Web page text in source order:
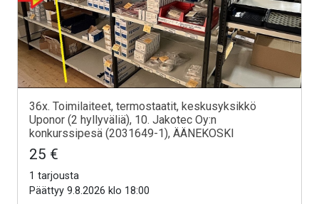
36x. Toimilaiteet, termostaatit, keskusyksikkö
Uponor (2 hyllyväliä), 10. Jakotec Oy:n
konkurssipesä (2031649-1), ÄÄNEKOSKI
25 €
1 tarjousta
Päättyy 9.8.2026 klo 18:00